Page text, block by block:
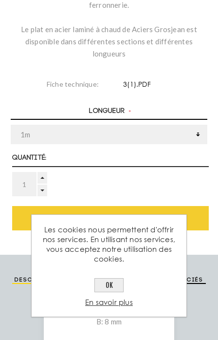
ferronnerie.
Le plat en acier laminé à chaud de Aciers Grosjean est
disponible dans différentes sections et différentes
longueurs
Fiche technique: 3(1).PDF
Longueur *
Quantité:
Description Spéc. technique Produits associés
B: 8 mm
Les cookies nous permettent d'offrir
nos services. En utilisant nos services,
vous acceptez notre utilisation des
cookies.
OK
En savoir plus